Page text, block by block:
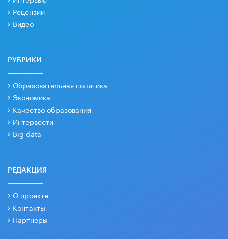
Рецензии
Видео
РУБРИКИ
Образовательная политика
Экономика
Качество образования
Интервести
Big data
РЕДАКЦИЯ
О проекте
Контакты
Партнеры